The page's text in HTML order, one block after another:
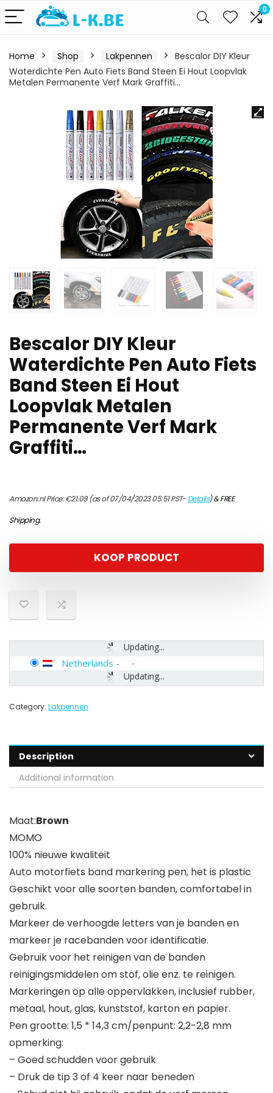
0
Home Shop Lakpennen
Bescalor DIY Kleur
Waterdichte Pen Auto Fiets Band Steen Ei Hout Loopvlak
Metalen Permanente Verf Mark Graffiti…
Bescalor DIY Kleur
Waterdichte Pen Auto Fiets
Band Steen Ei Hout
Loopvlak Metalen
Permanente Verf Mark
Graffiti…
Amazon.nl Price:€21.09(as of 07/04/2023 05:51 PST-Details)&FREE
Shipping.
KOOP PRODUCT
Updating...
Updating...
Netherlands -
Category: Lakpennen
Description
Additional information
Maat:Brown
MOMO
100% nieuwe kwaliteit
Auto motorfiets band markering pen, het is plastic
Geschikt voor alle soorten banden, comfortabel in
gebruik.
Markeer de verhoogde letters van je banden en
markeer je racebanden voor identificatie.
Gebruik voor het reinigen van de banden
reinigingsmiddelen om stof, olie enz. te reinigen.
Markeringen op alle oppervlakken, inclusief rubber,
metaal, hout, glas, kunststof, karton en papier.
Pen grootte: 1,5 * 14,3 cm/penpunt: 2,2-2,8 mm
opmerking:
– Goed schudden voor gebruik
– Druk de tip 3 of 4 keer naar beneden